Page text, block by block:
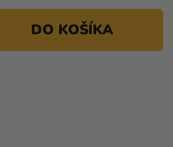
DO KOŠÍKA